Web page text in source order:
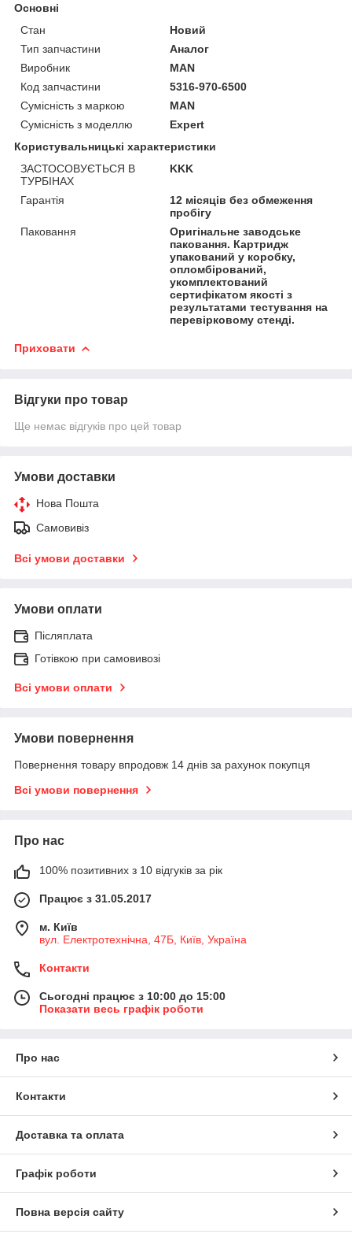
Основні
Стан
Новий
Тип запчастини
Аналог
Виробник
MAN
Код запчастини
5316-970-6500
Сумісність з маркою
MAN
Сумісність з моделлю
Expert
Користувальницькі характеристики
ЗАСТОСОВУЄТЬСЯ В
ТУРБІНАХ
KKK
Гарантія
12 місяців без обмеження
пробігу
Паковання
Оригінальне заводське
паковання. Картридж
упакований у коробку,
опломбірований,
укомплектований
сертифікатом якості з
результатами тестування на
перевірковому стенді.
Приховати
Відгуки про товар
Ще немає відгуків про цей товар
Умови доставки
Нова Пошта
Самовивіз
Всі умови доставки
Умови оплати
Післяплата
Готівкою при самовивозі
Всі умови оплати
Умови повернення
Повернення товару впродовж 14 днів за рахунок покупця
Всі умови повернення
Про нас
100% позитивних з 10 відгуків за рік
Працює з 31.05.2017
м. Київ
вул. Електротехнічна, 47Б, Київ, Україна
Контакти
Сьогодні працює з 10:00 до 15:00
Показати весь графік роботи
Про нас
Контакти
Доставка та оплата
Графік роботи
Повна версія сайту